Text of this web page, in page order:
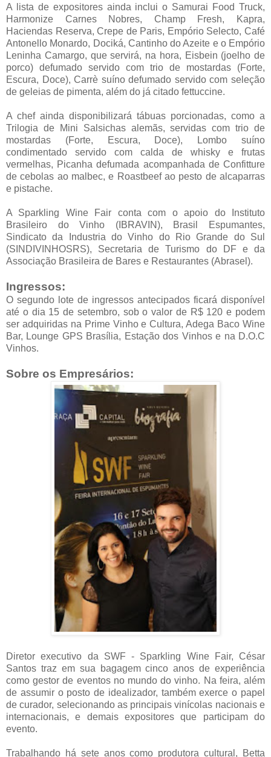
A lista de expositores ainda inclui o Samurai Food Truck,
Harmonize Carnes Nobres, Champ Fresh, Kapra,
Haciendas Reserva, Crepe de Paris, Empório Selecto, Café
Antonello Monardo, Dociká, Cantinho do Azeite e o Empório
Leninha Camargo, que servirá, na hora, Eisbein (joelho de
porco) defumado servido com trio de mostardas (Forte,
Escura, Doce), Carrè suíno defumado servido com seleção
de geleias de pimenta, além do já citado fettuccine.
A chef ainda disponibilizará tábuas porcionadas, como a
Trilogia de Mini Salsichas alemãs, servidas com trio de
mostardas (Forte, Escura, Doce), Lombo suíno
condimentado servido com calda de whisky e frutas
vermelhas, Picanha defumada acompanhada de Confitture
de cebolas ao malbec, e Roastbeef ao pesto de alcaparras
e pistache.
A Sparkling Wine Fair conta com o apoio do Instituto
Brasileiro do Vinho (IBRAVIN), Brasil Espumantes,
Sindicato da Industria do Vinho do Rio Grande do Sul
(SINDIVINHOSRS), Secretaria de Turismo do DF e da
Associação Brasileira de Bares e Restaurantes (Abrasel).
Ingressos:
O segundo lote de ingressos antecipados ficará disponível
até o dia 15 de setembro, sob o valor de R$ 120 e podem
ser adquiridas na Prime Vinho e Cultura, Adega Baco Wine
Bar, Lounge GPS Brasília, Estação dos Vinhos e na D.O.C
Vinhos.
Sobre os Empresários:
Diretor executivo da SWF - Sparkling Wine Fair, César
Santos traz em sua bagagem cinco anos de experiência
como gestor de eventos no mundo do vinho. Na feira, além
de assumir o posto de idealizador, também exerce o papel
de curador, selecionando as principais vinícolas nacionais e
internacionais, e demais expositores que participam do
evento.
Trabalhando há sete anos como produtora cultural, Betta